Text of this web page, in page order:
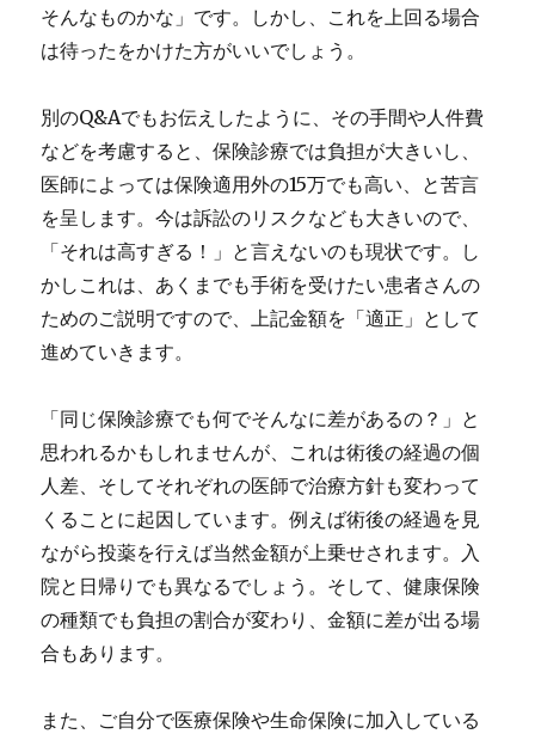
そんなものかな」です。しかし、これを上回る場合
は待ったをかけた方がいいでしょう。
別のQ&Aでもお伝えしたように、その手間や人件費
などを考慮すると、保険診療では負担が大きいし、
医師によっては保険適用外の15万でも高い、と苦言
を呈します。今は訴訟のリスクなども大きいので、
「それは高すぎる！」と言えないのも現状です。し
かしこれは、あくまでも手術を受けたい患者さんの
ためのご説明ですので、上記金額を「適正」として
進めていきます。
「同じ保険診療でも何でそんなに差があるの？」と
思われるかもしれませんが、これは術後の経過の個
人差、そしてそれぞれの医師で治療方針も変わって
くることに起因しています。例えば術後の経過を見
ながら投薬を行えば当然金額が上乗せされます。入
院と日帰りでも異なるでしょう。そして、健康保険
の種類でも負担の割合が変わり、金額に差が出る場
合もあります。
また、ご自分で医療保険や生命保険に加入している